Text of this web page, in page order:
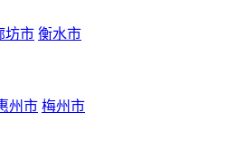
坊市 衡水市
州市 梅州市